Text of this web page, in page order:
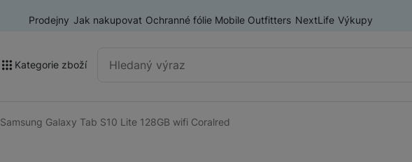
Prodejny Jak nakupovat Ochranné fólie Mobile Outfitters NextLife Výkupy
Vyhledávání
Kategorie zboží
Samsung Galaxy Tab S10 Lite 128GB wifi Coralred